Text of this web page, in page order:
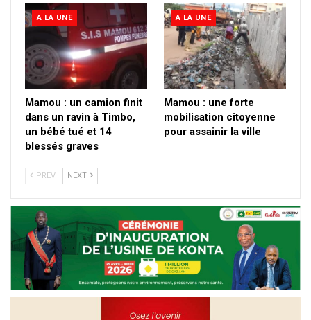
A LA UNE
Mamou : un camion finit
dans un ravin à Timbo,
un bébé tué et 14
blessés graves
A LA UNE
Mamou : une forte
mobilisation citoyenne
pour assainir la ville
PREV NEXT